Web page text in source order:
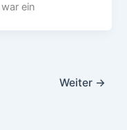
ein
Weiter →